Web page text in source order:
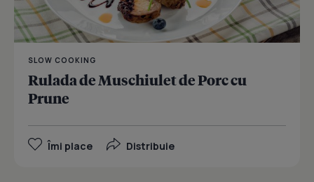
SLOW COOKING
Rulada de Muschiulet de Porc cu
Prune
Îmi place Distribuie